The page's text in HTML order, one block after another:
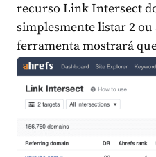
recurso Link Intersect
simplesmente listar 2 ou
ferramenta mostrará